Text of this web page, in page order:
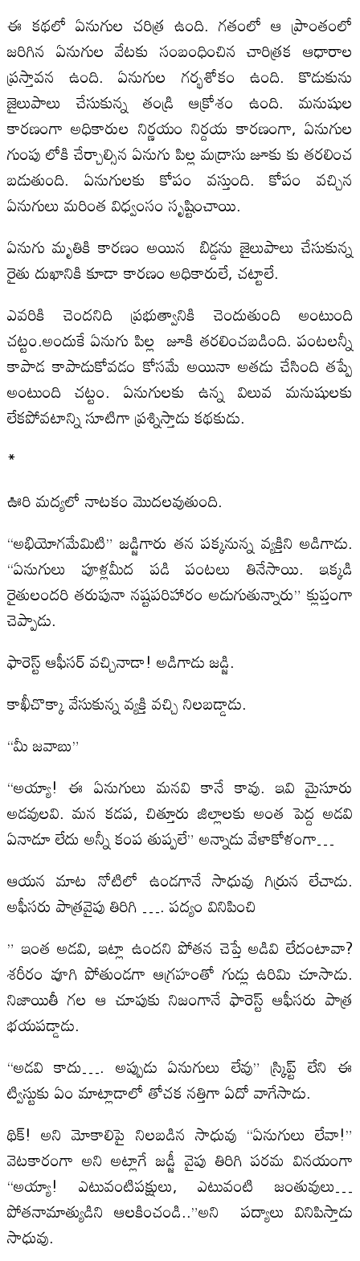
ఈ కథలో ఏనుగుల చరిత్ర ఉంది. గతంలో ఆ ప్రాంతంలో
జరిగిన ఏనుగుల వేటకు సంబంధించిన చారిత్రక ఆధారాల
ప్రస్తావన ఉంది. ఏనుగుల గర్భశోకం ఉంది. కొడుకును
జైలుపాలు చేసుకున్న తండ్రి ఆక్రోశం ఉంది. మనుషుల
కారణంగా అధికారుల నిర్ణయం నిర్దయ కారణంగా, ఏనుగుల
గుంపు లోకి చేర్చాల్సిన ఏనుగు పిల్ల మద్రాసు జూకు కు తరలించ
బడుతుంది. ఏనుగులకు కోపం వస్తుంది. కోపం వచ్చిన
ఏనుగులు మరింత విధ్వంసం సృష్టించాయి.
ఏనుగు మృతికి కారణం అయిన బిడ్డను జైలుపాలు చేసుకున్న
రైతు దుఖానికి కూడా కారణం అధికారులే, చట్టాలే.
ఎవరికి చెందనిది ప్రభుత్వానికి చెందుతుంది అంటుంది
చట్టం.అందుకే ఏనుగు పిల్ల జూకి తరలించబడింది. పంటలన్నీ
కాపాడ కాపాడుకోవడం కోసమే అయినా అతడు చేసింది తప్పే
అంటుంది చట్టం. ఏనుగులకు ఉన్న విలువ మనుషులకు
లేకపోవటాన్ని సూటిగా ప్రశ్నిస్తాడు కథకుడు.
*
ఊరి మద్యలో నాటకం మొదలవుతుంది.
“అభియోగమేమిటి” జడ్జిగారు తన పక్కనున్న వ్యక్తిని అడిగాడు.
“ఏనుగులు పూళ్లమీద పడి పంటలు తినేసాయి. ఇక్కడి
రైతులందరి తరుపునా నష్టపరిహారం అడుగుతున్నారు” క్లుప్తంగా
చెప్పాడు.
ఫారెస్ట్ ఆఫీసర్ వచ్చినాడా! అడిగాడు జడ్జి.
కాఖీచొక్కా వేసుకున్న వ్యక్తి వచ్చి నిలబడ్డాడు.
“మీ జవాబు”
“అయ్యా! ఈ ఏనుగులు మనవి కానే కావు. ఇవి మైసూరు
అడవులవి. మన కడప, చిత్తూరు జిల్లాలకు అంత పెద్ద అడవి
ఏనాడూ లేదు అన్నీ కంప తుప్పలే” అన్నాడు వేళాకోళంగా…
ఆయన మాట నోటిలో ఉండగానే సాధువు గిర్రున లేచాడు.
అఫీసరు పాత్రవైపు తిరిగి …. పద్యం వినిపించి
” ఇంత అడవి, ఇట్లా ఉందని పోతన చెప్తే అడివి లేదంటావా?
శరీరం వూగి పోతుండగా ఆగ్రహంతో గుడ్లు ఉరిమి చూసాడు.
నిజాయితీ గల ఆ చూపుకు నిజంగానే ఫారెస్ట్ ఆఫీసరు పాత్ర
భయపడ్డాడు.
“అడవి కాదు…. అప్పుడు ఏనుగులు లేవు” స్క్రిప్ట్ లేని ఈ
ట్విస్టుకు ఏం మాట్లాడాలో తోచక నత్తిగా ఏదో వాగేసాడు.
థిక్! అని మోకాలిపై నిలబడిన సాధువు “ఏనుగులు లేవా!”
వెటకారంగా అని అట్లాగే జడ్జీ వైపు తిరిగి పరమ వినయంగా
“అయ్యా! ఎటువంటిపక్షులు, ఎటువంటి జంతువులు…
పోతనామాత్యుడిని ఆలకించండి..”అని పద్యాలు వినిపిస్తాడు
సాధువు.